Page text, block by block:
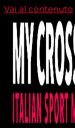
Vai al contenuto